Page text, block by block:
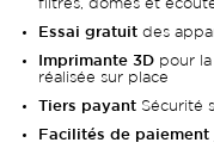
filtres, dômes et
Essai gratuit des
Imprimante 3D pour
réalisée sur place
Tiers payant Sécurité
Facilités de paiement